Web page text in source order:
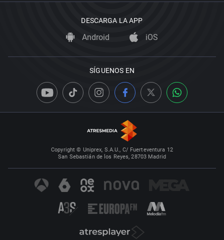
DESCARGA LA APP
Android iOS
SÍGUENOS EN
Copyright © Uniprex, S.A.U., C/ Fuerteventura 12
San Sebastián de los Reyes, 28703 Madrid